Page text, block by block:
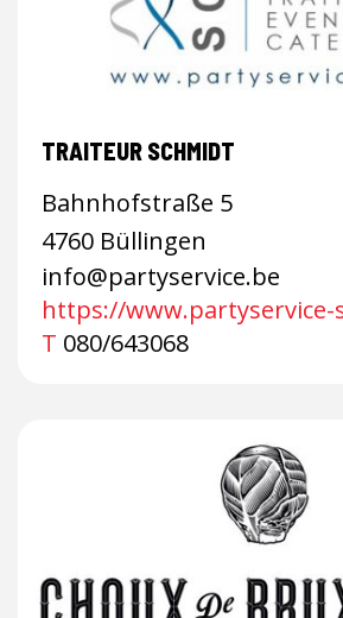
TRAITEUR SCHMIDT
Bahnhofstraße 5
4760 Büllingen
info@partyservice.be
https://www.partyservice-
T 080/643068